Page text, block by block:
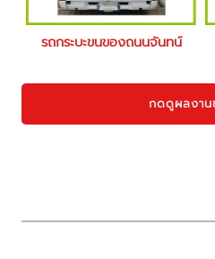
รถกระบะขนของถนนจันทน์
กดดูผลงาน